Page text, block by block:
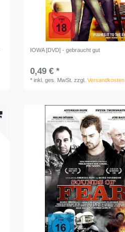
IOWA [DVD] - gebraucht gut
0,49 € *
*inkl. ges. MwSt. zzgl.Versandkosten